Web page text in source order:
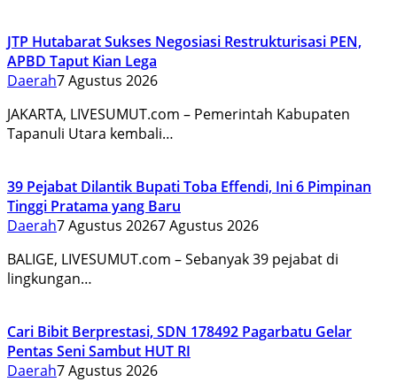
JTP Hutabarat Sukses Negosiasi Restrukturisasi PEN,
APBD Taput Kian Lega
Daerah7 Agustus 2026
JAKARTA, LIVESUMUT.com – Pemerintah Kabupaten
Tapanuli Utara kembali…
39 Pejabat Dilantik Bupati Toba Effendi, Ini 6 Pimpinan
Tinggi Pratama yang Baru
Daerah7 Agustus 20267 Agustus 2026
BALIGE, LIVESUMUT.com – Sebanyak 39 pejabat di
lingkungan…
Cari Bibit Berprestasi, SDN 178492 Pagarbatu Gelar
Pentas Seni Sambut HUT RI
Daerah7 Agustus 2026